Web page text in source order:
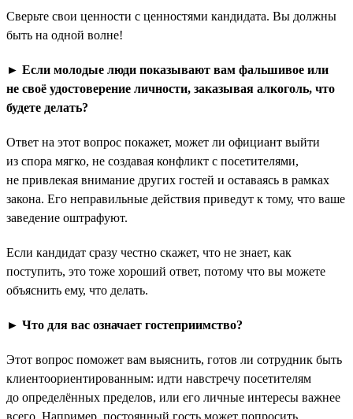
Сверьте свои ценности с ценностями кандидата. Вы должны
быть на одной волне!
► Если молодые люди показывают вам фальшивое или
не своё удостоверение личности, заказывая алкоголь, что
будете делать?
Ответ на этот вопрос покажет, может ли официант выйти
из спора мягко, не создавая конфликт с посетителями,
не привлекая внимание других гостей и оставаясь в рамках
закона. Его неправильные действия приведут к тому, что ваше
заведение оштрафуют.
Если кандидат сразу честно скажет, что не знает, как
поступить, это тоже хороший ответ, потому что вы можете
объяснить ему, что делать.
► Что для вас означает гостеприимство?
Этот вопрос поможет вам выяснить, готов ли сотрудник быть
клиентоориентированным: идти навстречу посетителям
до определённых пределов, или его личные интересы важнее
всего. Например, постоянный гость может попросить